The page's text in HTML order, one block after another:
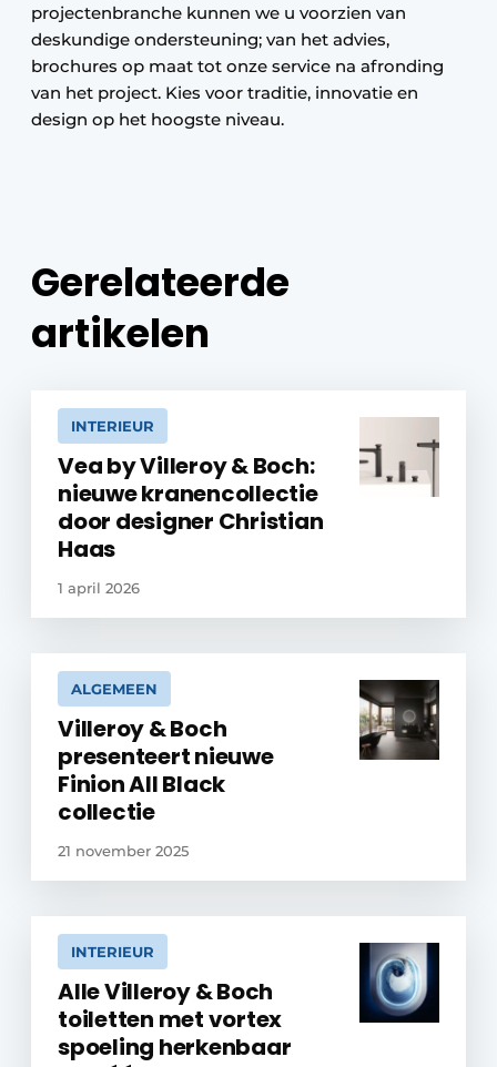
projectenbranche kunnen we u voorzien van
deskundige ondersteuning; van het advies,
brochures op maat tot onze service na afronding
van het project. Kies voor traditie, innovatie en
design op het hoogste niveau.
Gerelateerde
artikelen
INTERIEUR
Vea by Villeroy & Boch:
nieuwe kranencollectie
door designer Christian
Haas
1 april 2026
ALGEMEEN
Villeroy & Boch
presenteert nieuwe
Finion All Black
collectie
21 november 2025
INTERIEUR
Alle Villeroy & Boch
toiletten met vortex
spoeling herkenbaar